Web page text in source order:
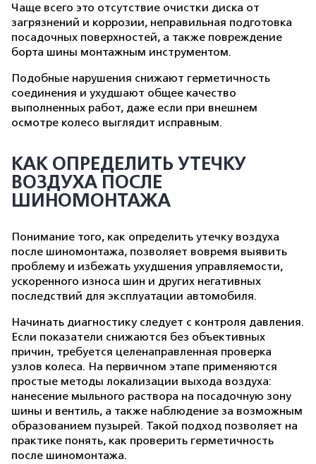
Чаще всего это отсутствие очистки диска от
загрязнений и коррозии, неправильная подготовка
посадочных поверхностей, а также повреждение
борта шины монтажным инструментом.
Подобные нарушения снижают герметичность
соединения и ухудшают общее качество
выполненных работ, даже если при внешнем
осмотре колесо выглядит исправным.
КАК ОПРЕДЕЛИТЬ УТЕЧКУ
ВОЗДУХА ПОСЛЕ
ШИНОМОНТАЖА
Понимание того, как определить утечку воздуха
после шиномонтажа, позволяет вовремя выявить
проблему и избежать ухудшения управляемости,
ускоренного износа шин и других негативных
последствий для эксплуатации автомобиля.
Начинать диагностику следует с контроля давления.
Если показатели снижаются без объективных
причин, требуется целенаправленная проверка
узлов колеса. На первичном этапе применяются
простые методы локализации выхода воздуха:
нанесение мыльного раствора на посадочную зону
шины и вентиль, а также наблюдение за возможным
образованием пузырей. Такой подход позволяет на
практике понять, как проверить герметичность
после шиномонтажа.